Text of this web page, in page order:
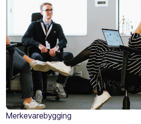
Merkevarebygging